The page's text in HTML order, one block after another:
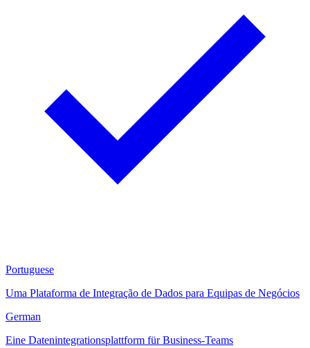
Portuguese
Uma Plataforma de Integração de Dados para Equipas de Negócios
German
Eine Datenintegrationsplattform für Business-Teams